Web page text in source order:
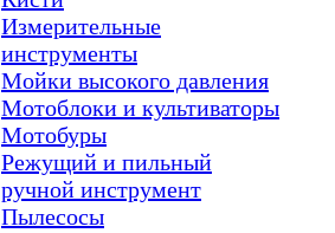
Измерительные
инструменты
Мойки высокого давления
Мотоблоки и культиваторы
Мотобуры
Режущий и пильный
ручной инструмент
Пылесосы